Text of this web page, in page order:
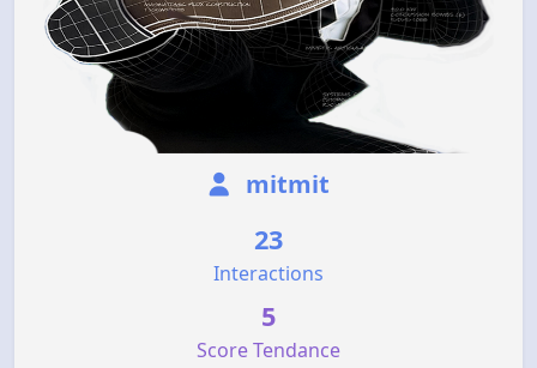
mitmit
23
Interactions
5
Score Tendance